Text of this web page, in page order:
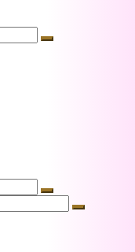
Suche
Suche
Suche